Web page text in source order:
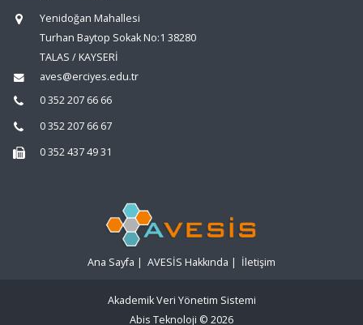
Yenidoğan Mahallesi
Turhan Baytop Sokak No:1 38280
TALAS / KAYSERİ
aves@erciyes.edu.tr
0 352 207 66 66
0 352 207 66 67
0 352 437 49 31
Ana Sayfa | AVESİS Hakkında | İletişim
Akademik Veri Yönetim Sistemi
Abis Teknoloji © 2026